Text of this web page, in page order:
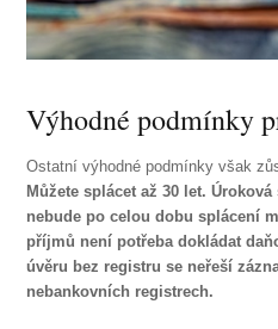
Výhodné podmínky
Ostatní výhodné podmínky však
Můžete splácet až 30 let.
nebude po celou dobu splácení
příjmů není potřeba dokládat
úvěru bez registru se neřeší
nebankovních registrech.